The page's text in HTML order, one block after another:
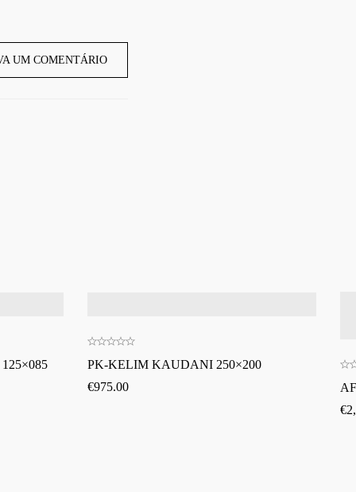
UM COMENTÁRIO
PK-KELIM KAUDANI 250×200
€975.00
€